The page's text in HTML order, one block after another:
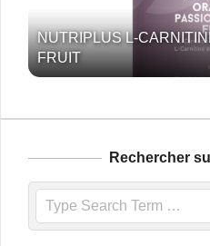
NUTRIPLUS L-
FRUIT
Rechercher
Search